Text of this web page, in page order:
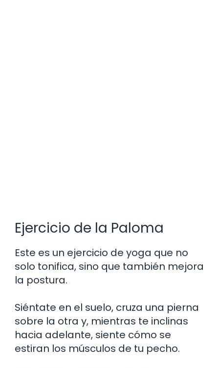
Ejercicio de la Paloma
Este es un ejercicio de yoga que no
solo tonifica, sino que también mejora
la postura.
Siéntate en el suelo, cruza una pierna
sobre la otra y, mientras te inclinas
hacia adelante, siente cómo se
estiran los músculos de tu pecho.